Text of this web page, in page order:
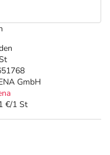
GmbH
€/1 St